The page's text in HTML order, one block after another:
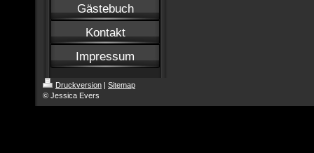
Gästebuch
Kontakt
Impressum
Druckversion | Sitemap
© Jessica Evers